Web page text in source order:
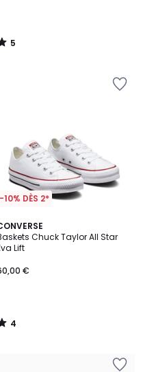
5
-10% DÈS 2*
Chuck Taylor All Star
Lift
€
4
/
5
4